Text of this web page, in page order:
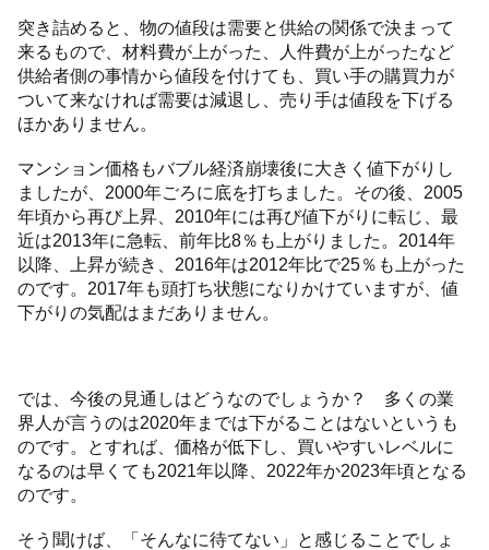
突き詰めると、物の値段は需要と供給の関係で決まって
来るもので、材料費が上がった、人件費が上がったなど
供給者側の事情から値段を付けても、買い手の購買力が
ついて来なければ需要は減退し、売り手は値段を下げる
ほかありません。
マンション価格もバブル経済崩壊後に大きく値下がりし
ましたが、2000年ごろに底を打ちました。その後、2005
年頃から再び上昇、2010年には再び値下がりに転じ、最
近は2013年に急転、前年比8％も上がりました。2014年
以降、上昇が続き、2016年は2012年比で25％も上がった
のです。2017年も頭打ち状態になりかけていますが、値
下がりの気配はまだありません。
では、今後の見通しはどうなのでしょうか？ 多くの業
界人が言うのは2020年までは下がることはないというも
のです。とすれば、価格が低下し、買いやすいレベルに
なるのは早くても2021年以降、2022年か2023年頃となる
のです。
そう聞けば、「そんなに待てない」と感じることでしょ